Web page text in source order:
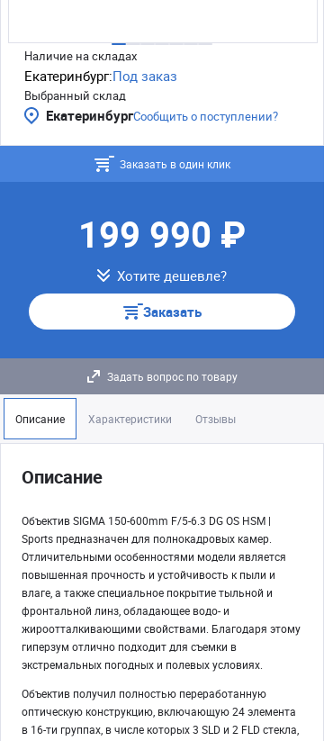
Наличие на складах
Екатеринбург:Под заказ
Выбранный склад
ЕкатеринбургСообщить о поступлении?
Заказать в один клик
199 990 ₽
Хотите дешевле?
Заказать
Задать вопрос по товару
Описание Характеристики Отзывы
Описание
Объектив SIGMA 150-600mm F/5-6.3 DG OS HSM |
Sports предназначен для полнокадровых камер.
Отличительными особенностями модели является
повышенная прочность и устойчивость к пыли и
влаге, а также специальное покрытие тыльной и
фронтальной линз, обладающее водо- и
жироотталкивающими свойствами. Благодаря этому
гиперзум отлично подходит для съемки в
экстремальных погодных и полевых условиях.
Объектив получил полностью переработанную
оптическую конструкцию, включающую 24 элемента
в 16-ти группах, в числе которых 3 SLD и 2 FLD стекла,